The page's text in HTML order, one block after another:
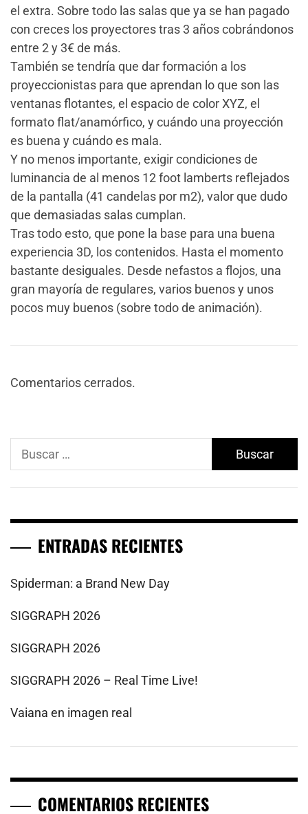
el extra. Sobre todo las salas que ya se han pagado
con creces los proyectores tras 3 años cobrándonos
entre 2 y 3€ de más.
También se tendría que dar formación a los
proyeccionistas para que aprendan lo que son las
ventanas flotantes, el espacio de color XYZ, el
formato flat/anamórfico, y cuándo una proyección
es buena y cuándo es mala.
Y no menos importante, exigir condiciones de
luminancia de al menos 12 foot lamberts reflejados
de la pantalla (41 candelas por m2), valor que dudo
que demasiadas salas cumplan.
Tras todo esto, que pone la base para una buena
experiencia 3D, los contenidos. Hasta el momento
bastante desiguales. Desde nefastos a flojos, una
gran mayoría de regulares, varios buenos y unos
pocos muy buenos (sobre todo de animación).
Comentarios cerrados.
Buscar:
ENTRADAS RECIENTES
Spiderman: a Brand New Day
SIGGRAPH 2026
SIGGRAPH 2026
SIGGRAPH 2026 – Real Time Live!
Vaiana en imagen real
COMENTARIOS RECIENTES